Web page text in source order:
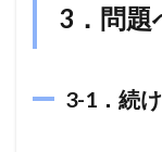
3．問題
3-1．続